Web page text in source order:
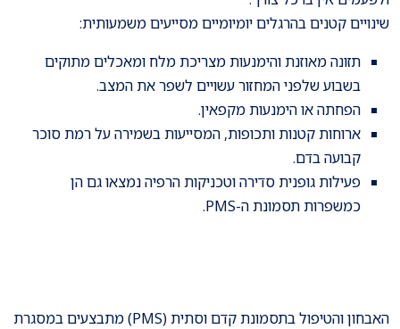
שינויים קטנים בהרגלים יומיומיים מסייעים משמעותית:
תזונה מאוזנת והימנעות מצריכת מלח ומאכלים מתוקים
בשבוע שלפני המחזור עשויים לשפר את המצב.
הפחתה או הימנעות מקפאין.
ארוחות קטנות ותכופות, המסייעות בשמירה על רמת סוכר
קבועה בדם.
פעילות גופנית סדירה וטכניקות הרפיה נמצאו גם הן
כמשפרות תסמונת ה-PMS.
האבחון והטיפול בתסמונת קדם וסתית (PMS) מתבצעים במסגרת